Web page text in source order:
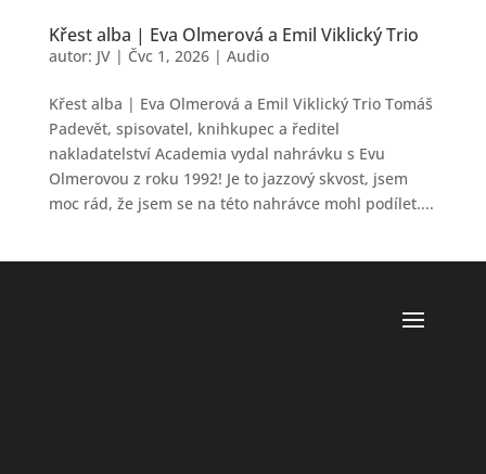
Křest alba | Eva Olmerová a Emil Viklický Trio
autor: JV| Čvc 1, 2026| Audio
Křest alba | Eva Olmerová a Emil Viklický Trio Tomáš
Padevět, spisovatel, knihkupec a ředitel
nakladatelství Academia vydal nahrávku s Evu
Olmerovou z roku 1992! Je to jazzový skvost, jsem
moc rád, že jsem se na této nahrávce mohl podílet....